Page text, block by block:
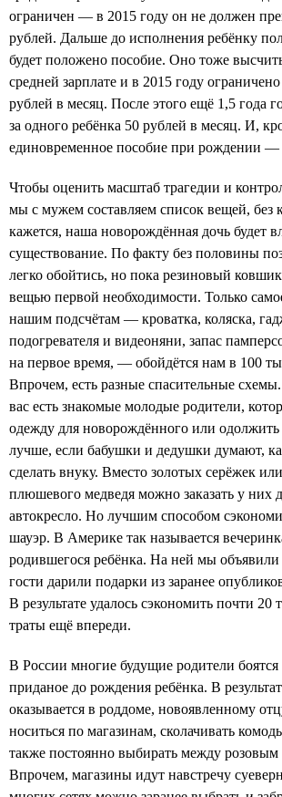
ограничен — в 2015 году он не должен
рублей. Дальше до исполнения ребёнку
будет положено пособие. Оно тоже
средней зарплате и в 2015 году
рублей в месяц. После этого ещё 1,5 года
за одного ребёнка 50 рублей в месяц. И,
единовременное пособие при рождении —
Чтобы оценить масштаб трагедии и
мы с мужем составляем список вещей, без
кажется, наша новорождённая дочь будет
существование. По факту без половины
легко обойтись, но пока резиновый
вещью первой необходимости. Только
нашим подсчётам — кроватка, коляска,
подогревателя и видеоняни, запас
на первое время, — обойдётся нам в 100
Впрочем, есть разные спасительные
вас есть знакомые молодые родители,
одежду для новорождённого или одолжить
лучше, если бабушки и дедушки думают,
сделать внуку. Вместо золотых серёжек
плюшевого медведя можно заказать у них
автокресло. Но лучшим способом
шауэр. В Америке так называется
родившегося ребёнка. На ней мы
гости дарили подарки из заранее
В результате удалось сэкономить почти
траты ещё впереди.
В России многие будущие родители боятся
приданое до рождения ребёнка. В
оказывается в роддоме, новоявленному
носиться по магазинам, сколачивать
также постоянно выбирать между
Впрочем, магазины идут навстречу